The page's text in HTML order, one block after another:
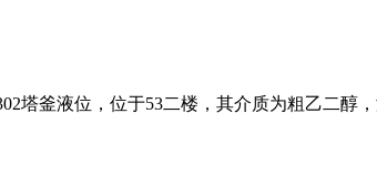
塔釜液位，位于53二楼，其介质为粗乙二醇